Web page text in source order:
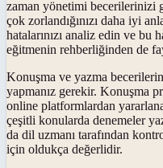
zaman yönetimi becerilerinizi
çok zorlandığınızı daha iyi
hatalarınızı analiz edin ve bu
eğitmenin rehberliğinden de
Konuşma ve yazma
yapmanız gerekir. Konuşma
online platformlardan
çeşitli konularda denemeler
da dil uzmanı tarafından
için oldukça değerlidir.